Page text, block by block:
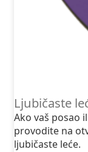
Ljubičaste
Ako vaš posao
provodite na
ljubičaste leće.